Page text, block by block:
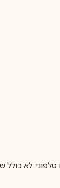
תבוצע עד חמישה ימי עסקים מיום שלאחר ביצוע ההזמנה, בין